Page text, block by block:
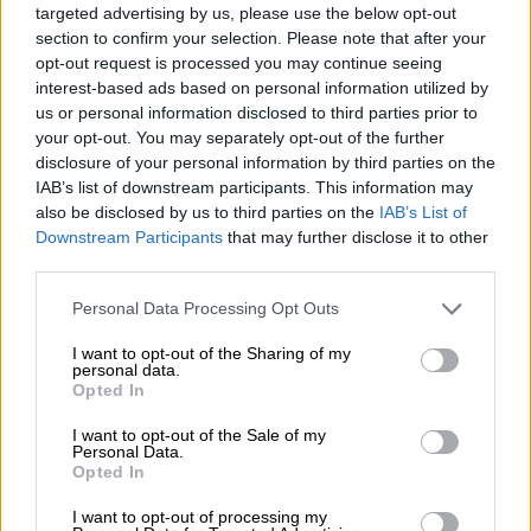
targeted advertising by us, please use the below opt-out
section to confirm your selection. Please note that after your
opt-out request is processed you may continue seeing
interest-based ads based on personal information utilized by
us or personal information disclosed to third parties prior to
your opt-out. You may separately opt-out of the further
disclosure of your personal information by third parties on the
IAB’s list of downstream participants. This information may
also be disclosed by us to third parties on the IAB’s List of
Downstream Participants that may further disclose it to other
Personal Data Processing Opt Outs
I want to opt-out of the Sharing of my
personal data.
Opted In
I want to opt-out of the Sale of my
Personal Data.
Opted In
I want to opt-out of processing my
1) En Onda Cero pueden escuchar un pódcast
“Compañeros” sobre la creación de Podemos y
el nivel de sus ajustes de cuentas internos, que
merece la pena ser escuchado. Solamente
viendo los títulos de los capítulos se explican
muchas cosas.
(2) Linchamiento es un término que procede del
juez de Virginia, Charles Lynch, que durante la
independencia norteamericana decidió ajusticiar
sin juicio alguno a los que consideraba
discrepantes.